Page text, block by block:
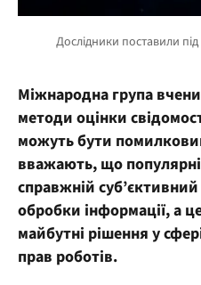
Міжнародна група
методи оцінки
можуть бути
вважають, що
справжній
обробки інформації, а
майбутні рішення у
прав роботів.